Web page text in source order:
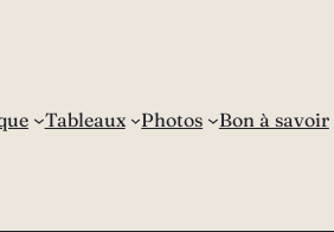
Tableaux Photos Bon à savoir